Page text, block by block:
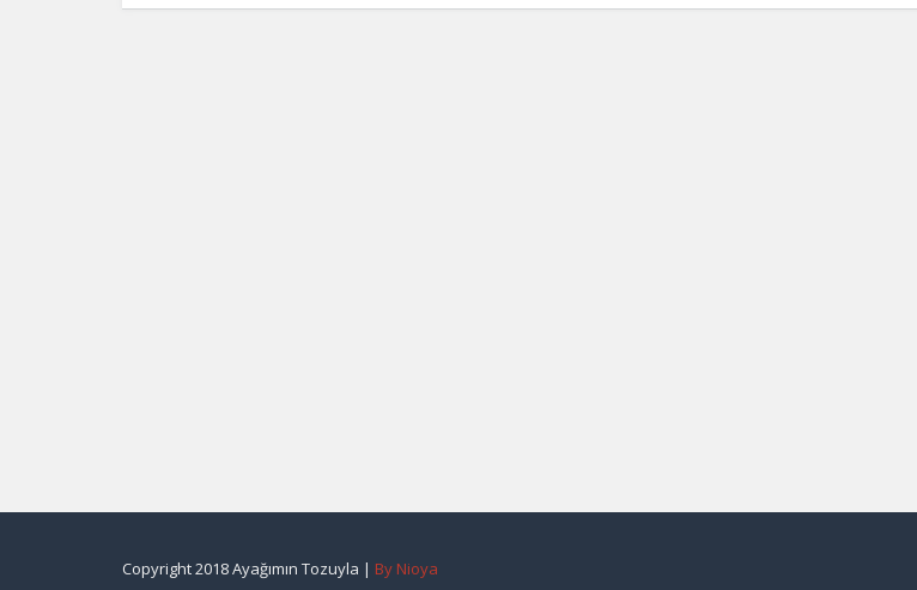
Copyright 2018 Ayağımın Tozuyla | By Nioya